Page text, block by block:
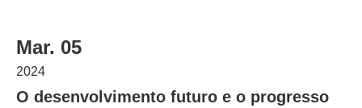
Mar. 05
2024
O desenvolvimento futuro e o progresso